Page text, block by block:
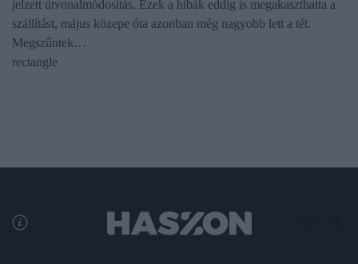
jelzett útvonalmódosítás. Ezek a hibák eddig is megakaszthatta a
szállítást, május közepe óta azonban még nagyobb lett a tét.
Megszűntek…
rectangle